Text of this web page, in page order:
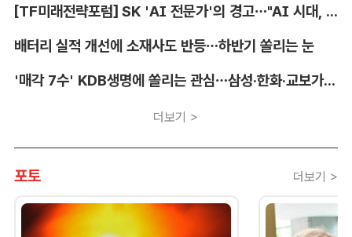
[TF미래전략포럼] SK 'AI 전문가'의 경고…"AI 시대, 인재 격차 더 커진다"
배터리 실적 개선에 소재사도 반등…하반기 쏠리는 눈
'매각 7수' KDB생명에 쏠리는 관심…삼성·한화·교보가 주목하는 이유
더보기 >
포토 더보기 >